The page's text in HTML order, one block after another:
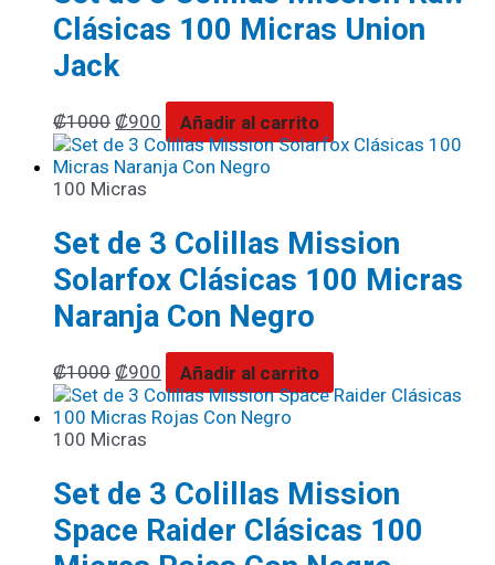
Clásicas 100 Micras Union
Jack
₡1000 ₡900 Añadir al carrito
100 Micras
Set de 3 Colillas Mission
Solarfox Clásicas 100 Micras
Naranja Con Negro
₡1000 ₡900 Añadir al carrito
100 Micras
Set de 3 Colillas Mission
Space Raider Clásicas 100